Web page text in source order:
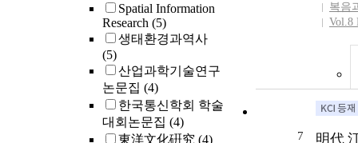
Spatial Information
Research (5)
생태환경과역사
(5)
산업과학기술연구
논문집 (4)
한국통신학회 학술
대회논문집 (4)
東洋文化硏究 (4)
복음
Vol.8
7 明代